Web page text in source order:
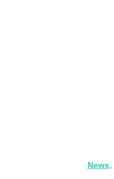
News,